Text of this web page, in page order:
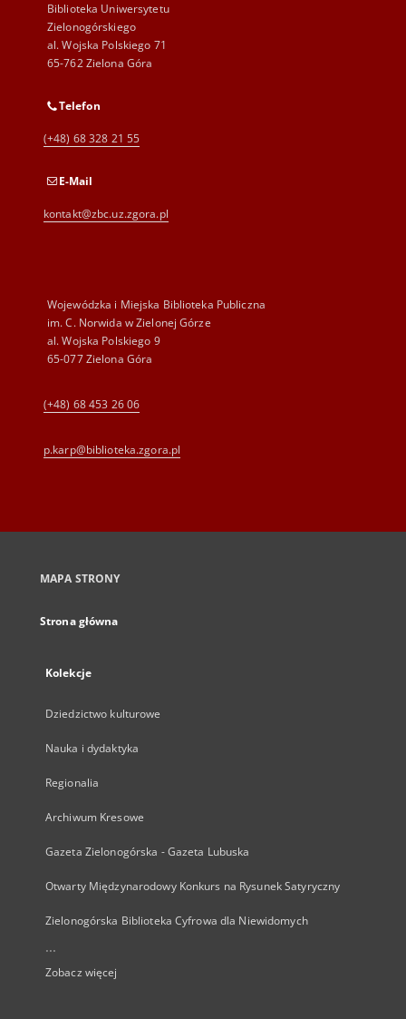
Biblioteka Uniwersytetu
Zielonogórskiego
al. Wojska Polskiego 71
65-762 Zielona Góra
Telefon
(+48) 68 328 21 55
E-Mail
kontakt@zbc.uz.zgora.pl
Wojewódzka i Miejska Biblioteka Publiczna
im. C. Norwida w Zielonej Górze
al. Wojska Polskiego 9
65-077 Zielona Góra
(+48) 68 453 26 06
p.karp@biblioteka.zgora.pl
MAPA STRONY
Strona główna
Kolekcje
Dziedzictwo kulturowe
Nauka i dydaktyka
Regionalia
Archiwum Kresowe
Gazeta Zielonogórska - Gazeta Lubuska
Otwarty Międzynarodowy Konkurs na Rysunek Satyryczny
Zielonogórska Biblioteka Cyfrowa dla Niewidomych
...
Zobacz więcej